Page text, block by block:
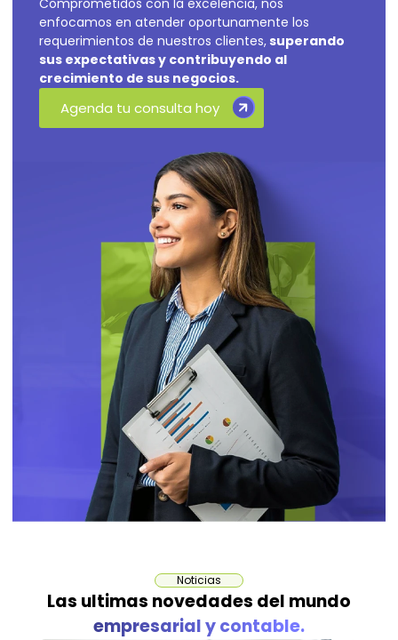
Comprometidos con la excelencia, nos
enfocamos en atender oportunamente los
requerimientos de nuestros clientes,superando
sus expectativas y contribuyendo al
crecimiento de sus negocios.
Agenda tu consulta hoy
Noticias
Las ultimas novedades del mundo
empresarial y contable.